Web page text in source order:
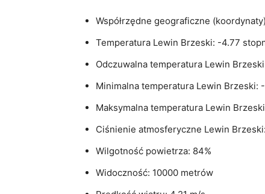
Współrzędne geograficzne
Temperatura Lewin Brzeski: -4.77
Odczuwalna temperatura Lewin
Minimalna temperatura Lewin Brzeski:
Maksymalna temperatura Lewin
Ciśnienie atmosferyczne Lewin
Wilgotność powietrza: 84%
Widoczność: 10000 metrów